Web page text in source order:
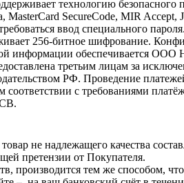
технологию безопасного
MasterCard SecureCode, MIR Accept,
ввод специального
256-битное шифрование.
информации обеспечивается
третьим лицам за
РФ. Проведение
соответствии с требованиями
не надлежащего качества
претензии от Покупателя.
производится тем же способом,